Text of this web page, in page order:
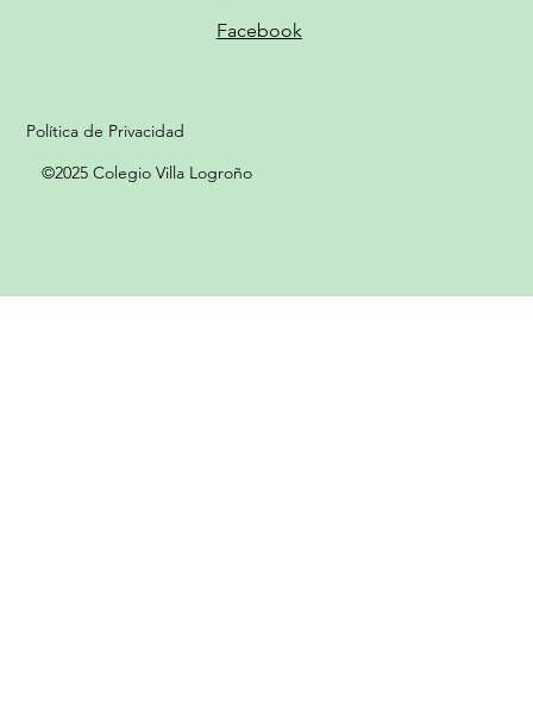
Facebook
Política de Privacidad
©2025 Colegio Villa Logroño